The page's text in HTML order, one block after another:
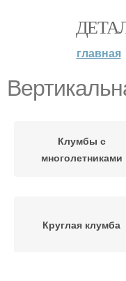
главная
Клумбы с
многолетниками
Круглая клумба